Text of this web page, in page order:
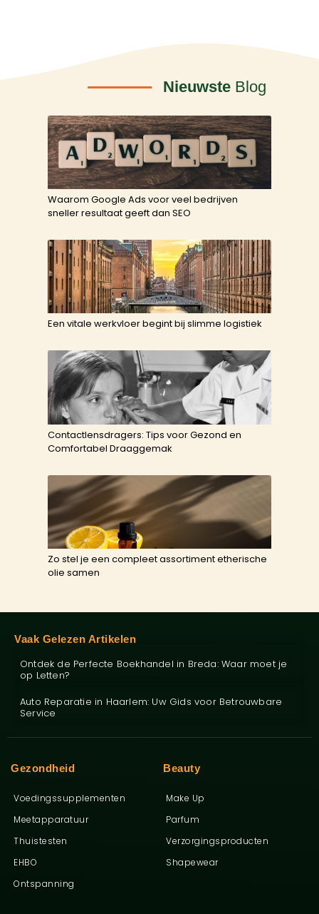
NieuwsteBlog
Waarom Google Ads voor veel bedrijven
sneller resultaat geeft dan SEO
Een vitale werkvloer begint bij slimme logistiek
Contactlensdragers: Tips voor Gezond en
Comfortabel Draaggemak
Zo stel je een compleet assortiment etherische
olie samen
Beauty
Make Up
Parfum
Verzorgingsproducten
Shapewear
Gezondheid
Voedingssupplementen
Meetapparatuur
Thuistesten
EHBO
Ontspanning
Vaak Gelezen Artikelen
Ontdek de Perfecte Boekhandel in Breda: Waar moet je
op Letten?
Auto Reparatie in Haarlem: Uw Gids voor Betrouwbare
Service